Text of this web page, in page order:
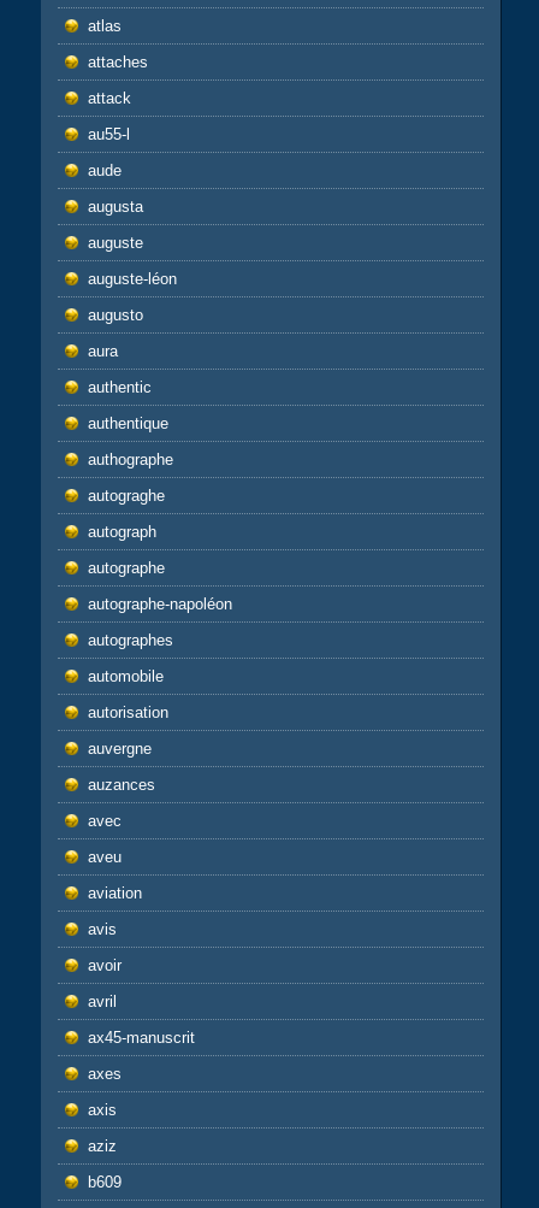
atlas
attaches
attack
au55-l
aude
augusta
auguste
auguste-léon
augusto
aura
authentic
authentique
authographe
autograghe
autograph
autographe
autographe-napoléon
autographes
automobile
autorisation
auvergne
auzances
avec
aveu
aviation
avis
avoir
avril
ax45-manuscrit
axes
axis
aziz
b609